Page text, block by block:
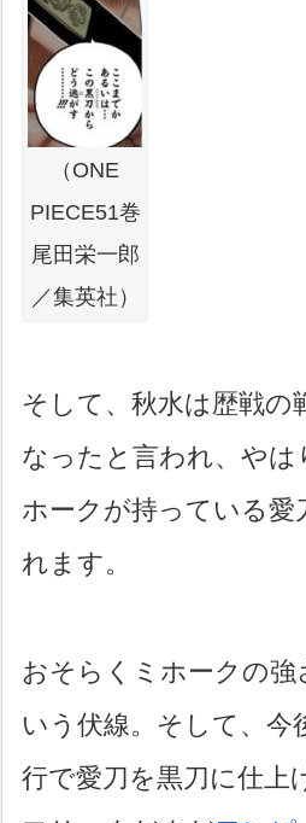
（ONE
PIECE51巻
尾田栄一郎
／集英社）
そして、秋水は歴戦の
なったと言われ、やは
ホークが持っている愛
れます。
おそらくミホークの強
いう伏線。そして、今
行で愛刀を黒刀に仕上